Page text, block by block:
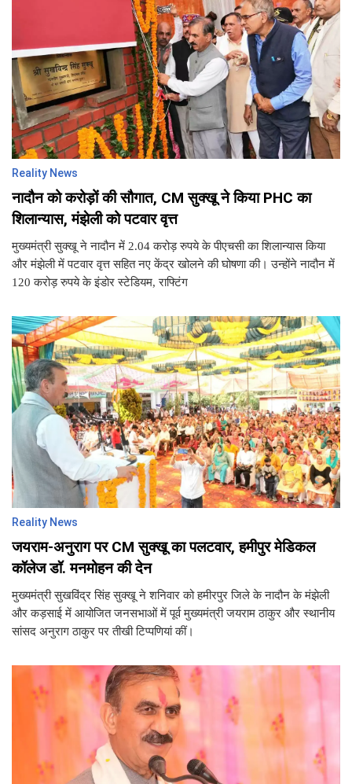
Reality News
नादौन को करोड़ों की सौगात, CM सुक्खू ने किया PHC का
शिलान्यास, मंझेली को पटवार वृत्त
मुख्यमंत्री सुक्खू ने नादौन में 2.04 करोड़ रुपये के पीएचसी का शिलान्यास किया
और मंझेली में पटवार वृत्त सहित नए केंद्र खोलने की घोषणा की। उन्होंने नादौन में
120 करोड़ रुपये के इंडोर स्टेडियम, राफ्टिंग
Reality News
जयराम-अनुराग पर CM सुक्खू का पलटवार, हमीपुर मेडिकल
कॉलेज डॉ. मनमोहन की देन
मुख्यमंत्री सुखविंद्र सिंह सुक्खू ने शनिवार को हमीरपुर जिले के नादौन के मंझेली
और कड़साई में आयोजित जनसभाओं में पूर्व मुख्यमंत्री जयराम ठाकुर और स्थानीय
सांसद अनुराग ठाकुर पर तीखी टिप्पणियां कीं।